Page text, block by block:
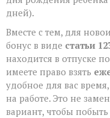
дней).
Вместе с тем, для
бонус в виде статьи
находится в отпуске
имеете право взять
удобное для вас
на работе. Это не
вариант, чтобы побыть